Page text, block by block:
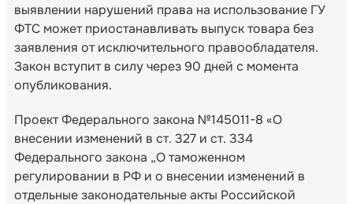
выявлении нарушений права на использование ГУ
ФТС может приостанавливать выпуск товара без
заявления от исключительного правообладателя.
Закон вступит в силу через 90 дней с момента
опубликования.
Проект Федерального закона №145011-8 «О
внесении изменений в ст. 327 и ст. 334
Федерального закона „О таможенном
регулировании в РФ и о внесении изменений в
отдельные законодательные акты Российской